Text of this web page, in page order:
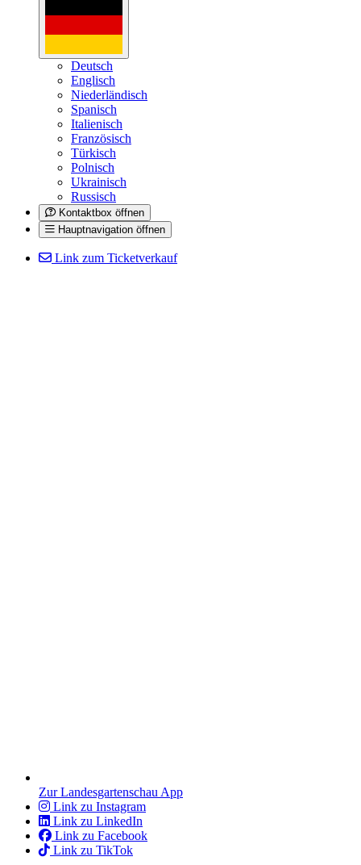
Deutsch
Englisch
Niederländisch
Spanisch
Italienisch
Französisch
Türkisch
Polnisch
Ukrainisch
Russisch
Kontaktbox öffnen
Hauptnavigation öffnen
Link zum Ticketverkauf
Zur Landesgartenschau App
Link zu Instagram
Link zu LinkedIn
Link zu Facebook
Link zu TikTok